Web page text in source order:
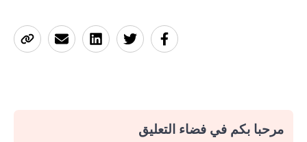
مرحبا بكم في فضاء التعليق